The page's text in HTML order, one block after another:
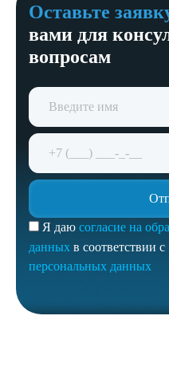
Оставьте
вами для
вопросам
Я даю согласие на
данных в соответствии с
персональных данных